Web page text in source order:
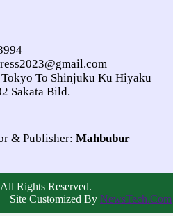
To Shinjuku Ku Hiyaku
Sakata Bild.
& Publisher: Mahbubur
Rights Reserved.
Site Customized By NewsTech.Com